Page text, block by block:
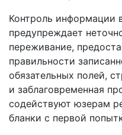
Контроль информации
предупреждает
переживание,
правильности
обязательных полей,
и заблаговременная
содействуют юзерам
бланки с первой